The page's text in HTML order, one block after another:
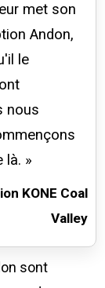
met son
Andon,
le
nous
là. »
KONE Coal
Valley
sont